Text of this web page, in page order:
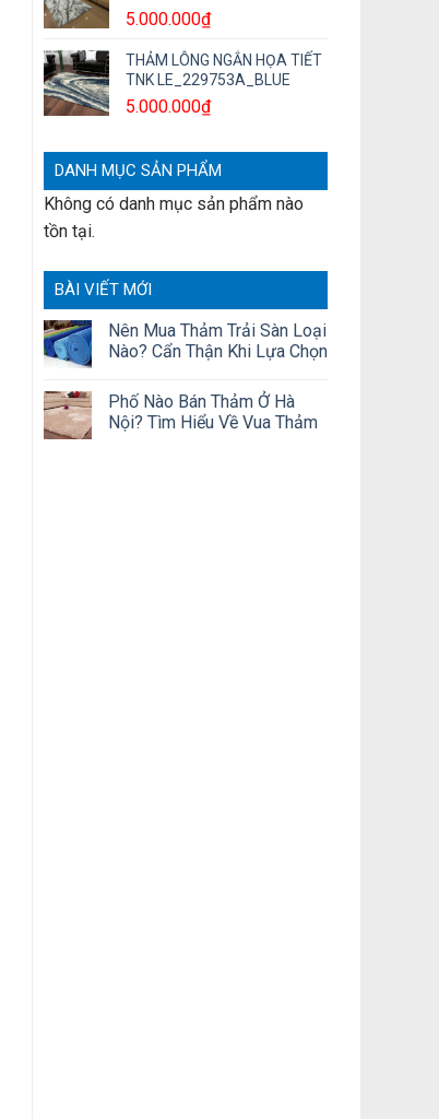
5.000.000₫
THẢM LÔNG NGẮN HỌA TIẾT
TNK LE_229753A_BLUE
5.000.000₫
DANH MỤC SẢN PHẨM
Không có danh mục sản phẩm nào
tồn tại.
BÀI VIẾT MỚI
Nên Mua Thảm Trải Sàn Loại
Nào? Cẩn Thận Khi Lựa Chọn
Phố Nào Bán Thảm Ở Hà
Nội? Tìm Hiểu Về Vua Thảm